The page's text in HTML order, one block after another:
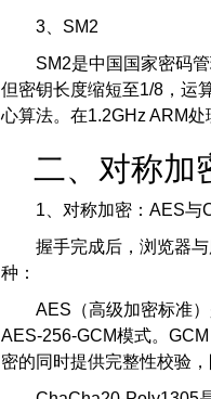
3、SM2
SM2是中国国家密码
但密钥长度缩短至1/8，运
心算法。在1.2GHz ARM
二、对称加
1、对称加密：AES与
握手完成后，浏览器
种：
AES（高级加密标准
AES-256-GCM模式。
密的同时提供完整性校验，